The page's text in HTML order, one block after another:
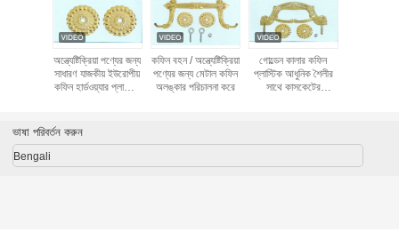
অন্ত্যেষ্টিক্রিয়া পণ্যের জন্য
সাধারণ যাজকীয় ইউরোপীয়
কফিন হার্ডওয়্যার প্লাস্টিক
কফিন বহন / অন্ত্যেষ্টিক্রিয়া
পণ্যের জন্য মেটাল কফিন
অলঙ্কার পরিচালনা করে
গোল্ডেন কালার কফিন
প্লাস্টিক আধুনিক শৈলীর
সাথে কাসকেটের
ভাষা পরিবর্তন করুন
Bengali